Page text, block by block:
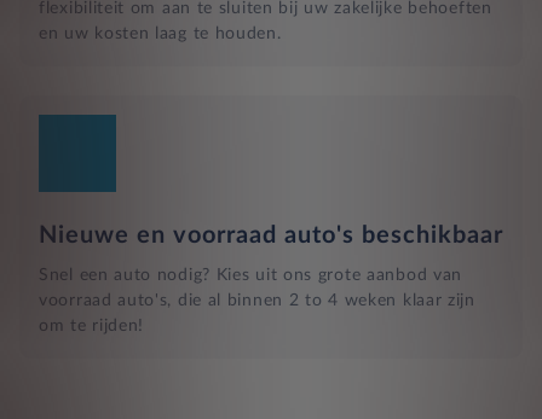
flexibiliteit om aan te sluiten bij uw zakelijke behoeften
en uw kosten laag te houden.
Nieuwe en voorraad auto's beschikbaar
Snel een auto nodig? Kies uit ons grote aanbod van
voorraad auto's, die al binnen 2 to 4 weken klaar zijn
om te rijden!